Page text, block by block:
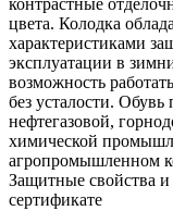
контрастные
цвета. Колодка
характеристиками
эксплуатации в
возможность
без усталости. Обувь
нефтегазовой,
химической
агропромышленном
Защитные свойства
сертификате